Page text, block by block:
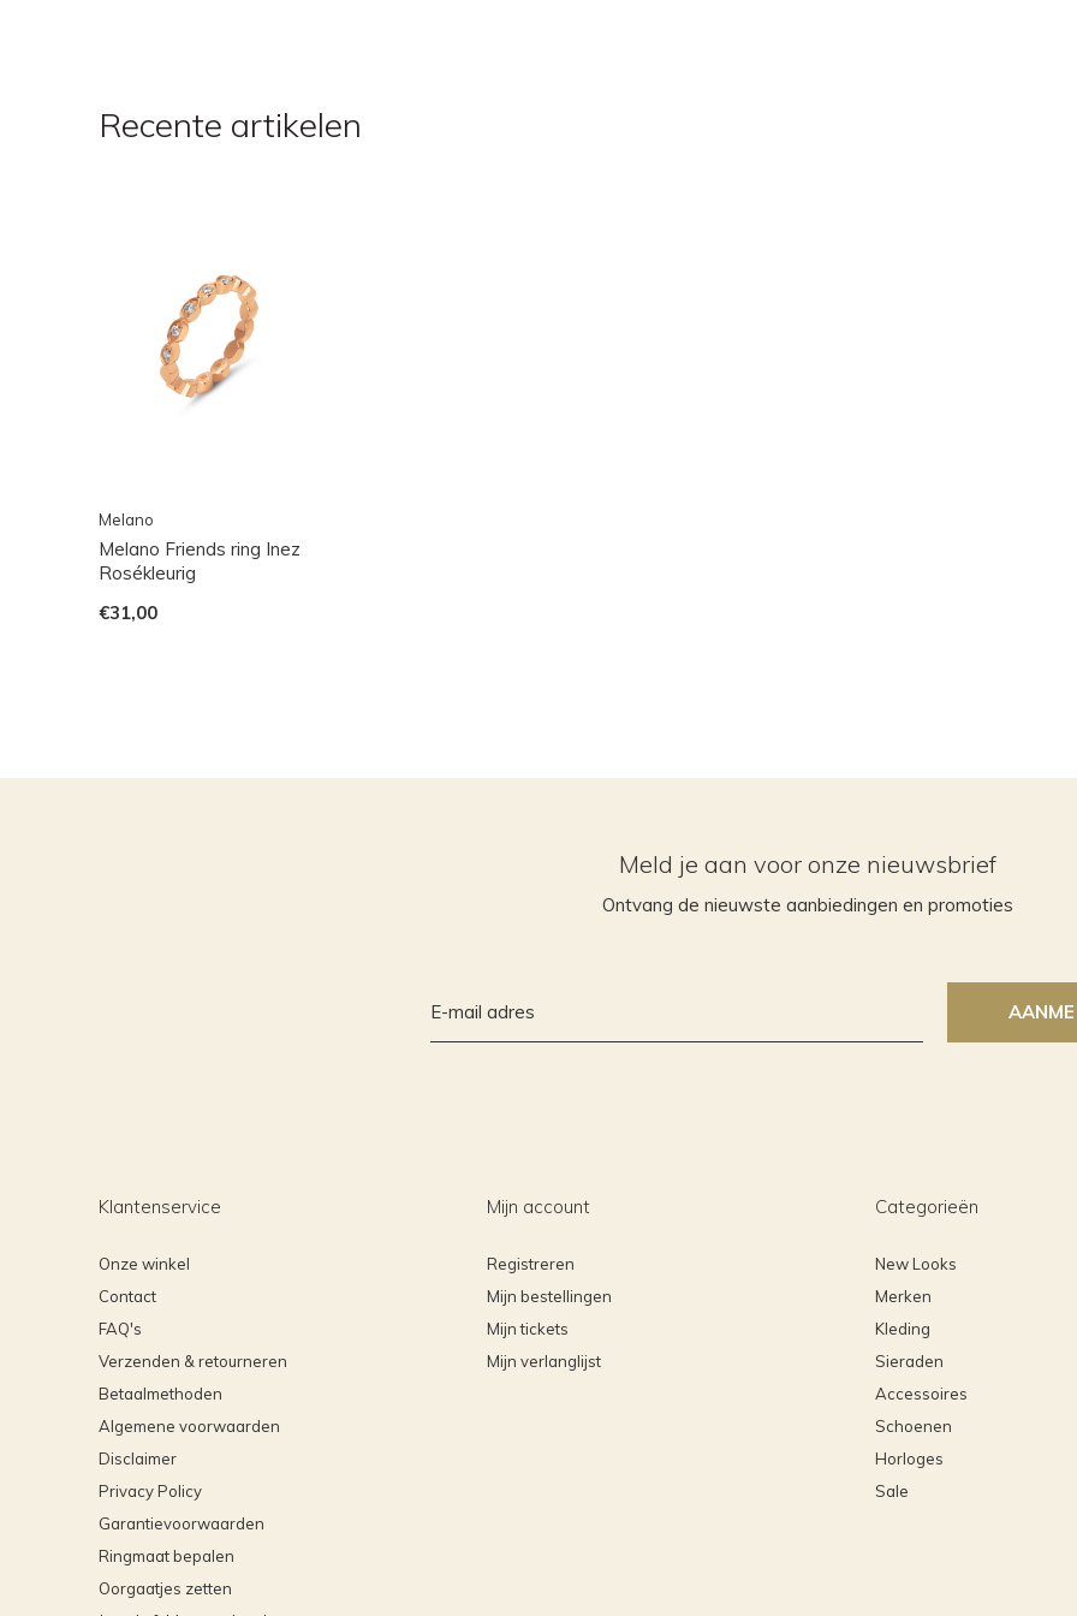
Recente artikelen
Melano
Melano Friends ring Inez
Rosékleurig
€31,00
Meld je aan voor onze nieuwsbrief
Ontvang de nieuwste aanbiedingen en promoties
Klantenservice
Onze winkel
Contact
FAQ's
Verzenden & retourneren
Betaalmethoden
Algemene voorwaarden
Disclaimer
Privacy Policy
Garantievoorwaarden
Ringmaat bepalen
Oorgaatjes zetten
Mijn account
Registreren
Mijn bestellingen
Mijn tickets
Mijn verlanglijst
Categorieën
New Looks
Merken
Kleding
Sieraden
Accessoires
Schoenen
Horloges
Sale